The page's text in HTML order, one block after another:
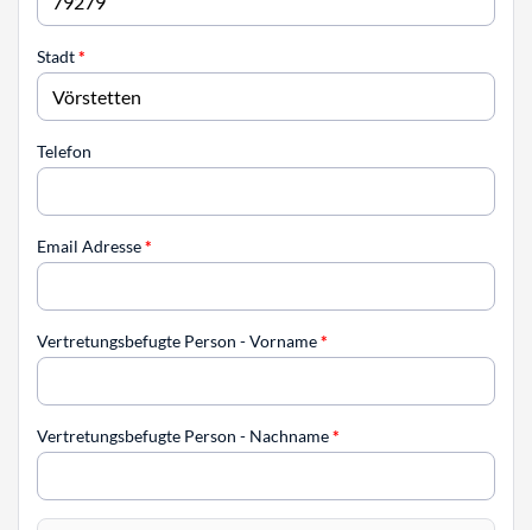
Stadt*
Telefon
Email Adresse*
Vertretungsbefugte Person - Vorname*
Vertretungsbefugte Person - Nachname*